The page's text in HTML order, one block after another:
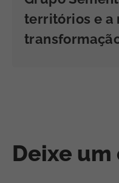
territórios e a
Deixe